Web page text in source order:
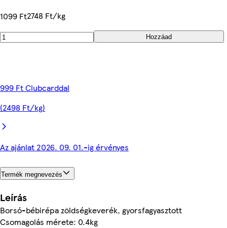
1099 Ft2748 Ft/kg
Hozzáad
999 Ft Clubcarddal
(2498 Ft/kg)
Az ajánlat 2026. 09. 01.-ig érvényes
Termék megnevezés
Leírás
Borsó-bébirépa zöldségkeverék, gyorsfagyasztott
Csomagolás mérete: 0.4kg